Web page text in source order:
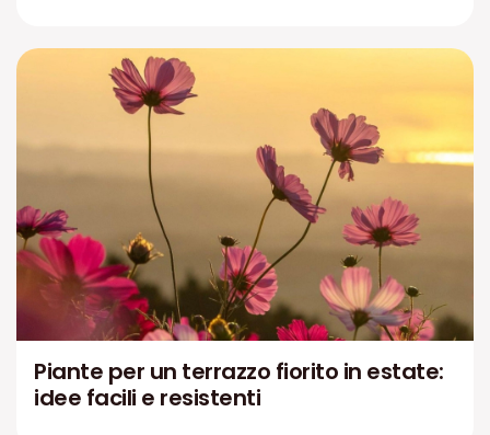
Piante per un terrazzo fiorito in estate:
idee facili e resistenti